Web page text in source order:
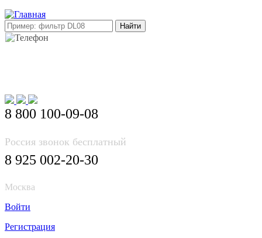
8 800 100-09-08
Россия звонок бесплатный
8 925 002-20-30
Москва
Войти
Регистрация